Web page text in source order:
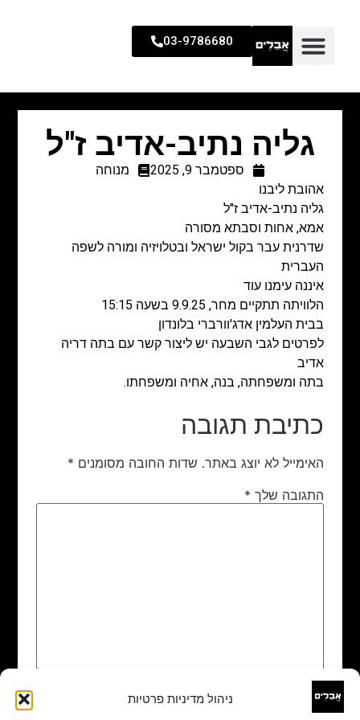
ניהול מדיניות פרטיות
03-9786680
גליה נתיב-אדיב ז"ל
ספטמבר 9, 2025
מנוחה
אהובת ליבנו
גליה נתיב-אדיב ז"ל
אמא, אחות וסבתא מסורה
שדרנית עבר בקול ישראל ובטלויזיה ומורה לשפה
העברית
איננה עימנו עוד
הלוויתה תתקיים מחר, 9.9.25 בשעה 15:15
בבית העלמין אדג'וורברי בלונדון
לפרטים לגבי השבעה יש ליצור קשר עם בתה דריה
אדיב
בתה ומשפחתה, בנה, אחיה ומשפחתו.
כתיבת תגובה
האימייל לא יוצג באתר. שדות החובה מסומנים *
התגובה שלך *
שם